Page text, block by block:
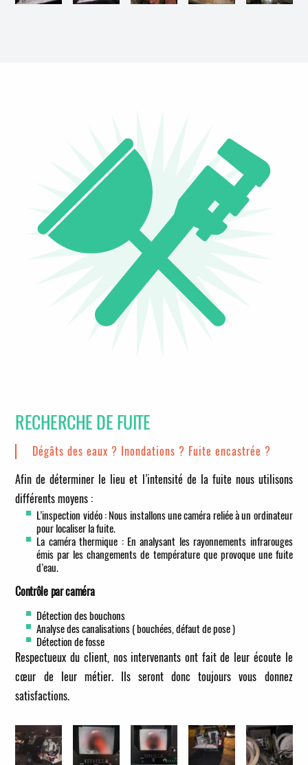
RECHERCHE DE FUITE
Dégâts des eaux ? Inondations ? Fuite encastrée ?
Afin de déterminer le lieu et l’intensité de la fuite nous utilisons
différents moyens :
L’inspection vidéo : Nous installons une caméra reliée à un ordinateur
pour localiser la fuite.
La caméra thermique : En analysant les rayonnements infrarouges
émis par les changements de température que provoque une fuite
d’eau.
Contrôle par caméra
Détection des bouchons
Analyse des canalisations ( bouchées, défaut de pose )
Détection de fosse
Respectueux du client, nos intervenants ont fait de leur écoute le
cœur de leur métier. Ils seront donc toujours vous donnez
satisfactions.